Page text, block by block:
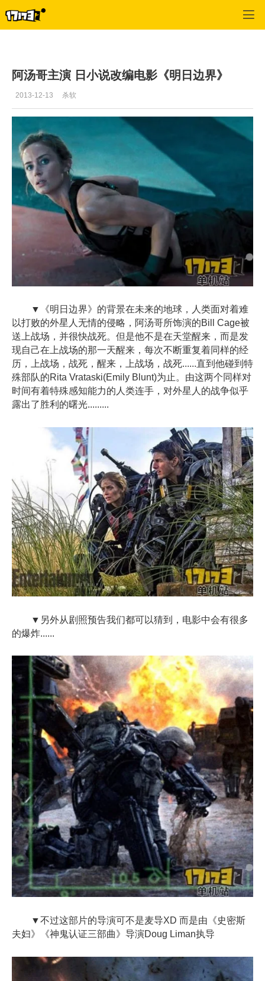
阿汤哥主演 日小说改编电影《明日边界》
2013-12-13 杀软
▼《明日边界》的背景在未来的地球，人类面对着难
以打败的外星人无情的侵略，阿汤哥所饰演的Bill Cage被
送上战场，并很快战死。但是他不是在天堂醒来，而是发
现自己在上战场的那一天醒来，每次不断重复着同样的经
历，上战场，战死，醒来，上战场，战死......直到他碰到特
殊部队的Rita Vrataski(Emily Blunt)为止。由这两个同样对
时间有着特殊感知能力的人类连手，对外星人的战争似乎
露出了胜利的曙光.........
▼另外从剧照预告我们都可以猜到，电影中会有很多
的爆炸......
▼不过这部片的导演可不是麦导XD 而是由《史密斯
夫妇》《神鬼认证三部曲》导演Doug Liman执导